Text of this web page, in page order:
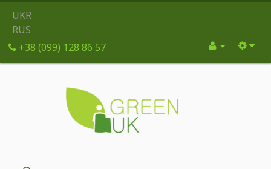
UKR
RUS
+38 (099) 128 86 57